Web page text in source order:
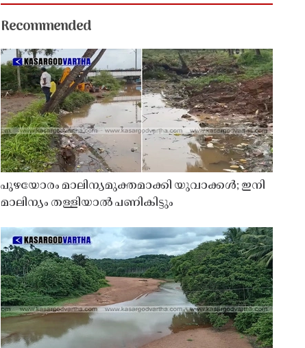
Recommended
പുഴയോരം മാലിന്യമുക്തമാക്കി യുവാക്കൾ; ഇനി
മാലിന്യം തള്ളിയാൽ പണികിട്ടും